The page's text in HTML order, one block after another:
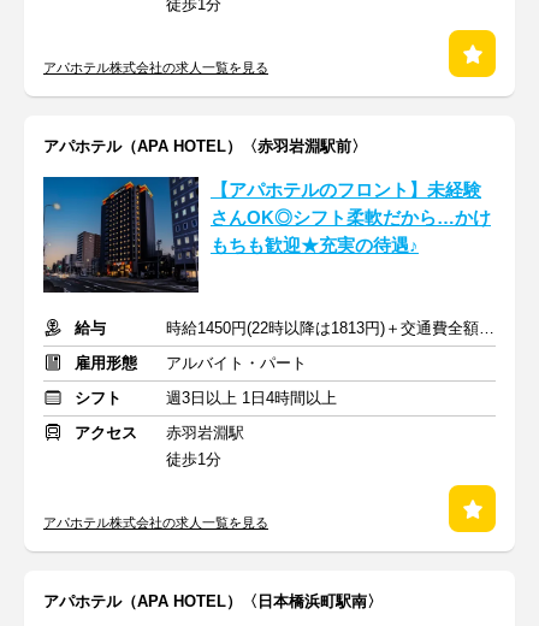
徒歩1分
アパホテル株式会社の求人一覧を見る
アパホテル（APA HOTEL）〈赤羽岩淵駅前〉
【アパホテルのフロント】未経験
さんOK◎シフト柔軟だから…かけ
もちも歓迎★充実の待遇♪
給与
時給1450円(22時以降は1813円)＋交通費全額支給
雇用形態
アルバイト・パート
シフト
週3日以上 1日4時間以上
アクセス
赤羽岩淵駅
徒歩1分
アパホテル株式会社の求人一覧を見る
アパホテル（APA HOTEL）〈日本橋浜町駅南〉